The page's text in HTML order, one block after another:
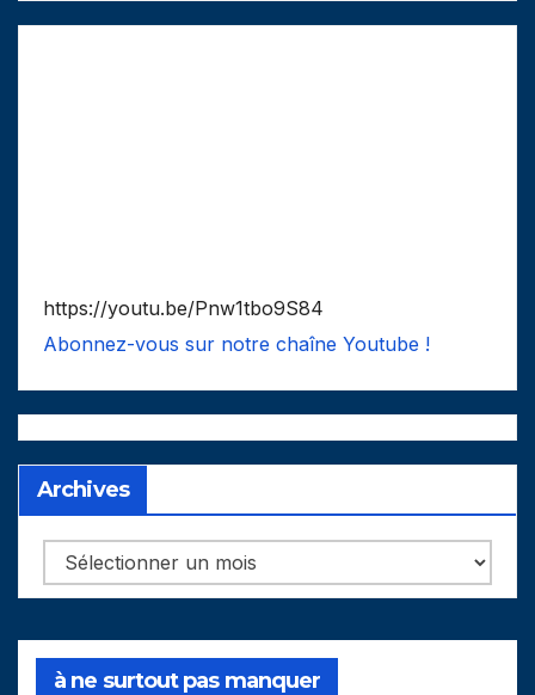
https://youtu.be/Pnw1tbo9S84
Abonnez-vous sur notre chaîne Youtube !
Archives
Archives
à ne surtout pas manquer